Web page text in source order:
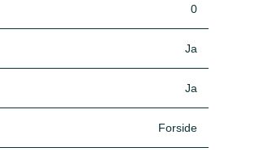
0
Ja
Ja
Forside